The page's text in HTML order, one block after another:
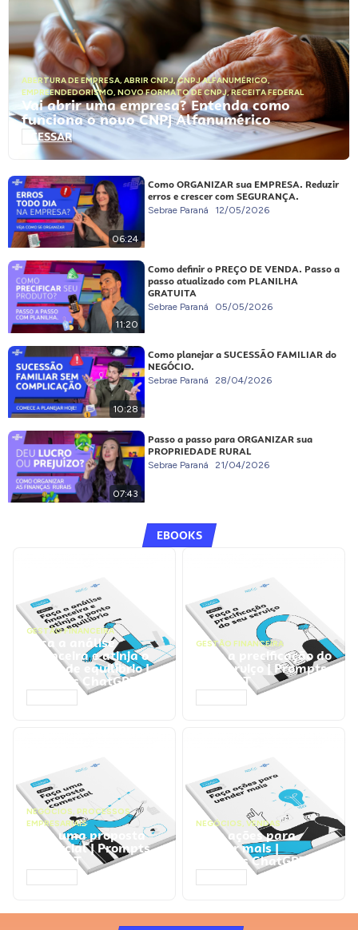
ABERTURA DE EMPRESA, ABRIR CNPJ,CNPJ ALFANUMÉRICO,
EMPREENDEDORISMO, NOVO FORMATO DE CNPJ,RECEITA FEDERAL
Vai abrir uma empresa? Entenda como
funciona o novo CNPJ Alfanumérico
ACESSAR
06:24
Como ORGANIZAR sua EMPRESA. Reduzir
erros e crescer com SEGURANÇA.
Sebrae Paraná 12/05/2026
11:20
Como definir o PREÇO DE VENDA. Passo a
passo atualizado com PLANILHA
GRATUITA
Sebrae Paraná 05/05/2026
10:28
Como planejar a SUCESSÃO FAMILIAR do
NEGÓCIO.
Sebrae Paraná 28/04/2026
07:43
Passo a passo para ORGANIZAR sua
PROPRIEDADE RURAL
Sebrae Paraná 21/04/2026
EBOOKS
GESTÃO FINANCEIRA
Faça a análise
financeira e atinja o
ponto de equilíbrio |
Prompts ChatGPT
GESTÃO FINANCEIRA
Faça a precificação do
seu serviço | Prompts
ChatGPT
NEGÓCIOS, PROCESSOS
EMPRESARIAIS
Faça uma proposta
comercial | Prompts
ChatGPT
NEGÓCIOS, VENDAS
Faça ações para
vender mais |
Prompts ChatGPT